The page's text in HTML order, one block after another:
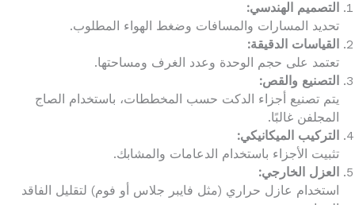
التصميم الهندسي:
تحديد المسارات والمسافات وضغط الهواء المطلوب.
القياسات الدقيقة:
تعتمد على حجم الوحدة وعدد الغرف ومساحتها.
التصنيع والقص:
يتم تصنيع أجزاء الدكت حسب المخططات، باستخدام الصاج
المجلفن غالبًا.
التركيب الميكانيكي:
تثبيت الأجزاء باستخدام الدعامات والمشابك.
العزل الخارجي:
استخدام عازل حراري (مثل فايبر جلاس أو فوم) لتقليل الفاقد